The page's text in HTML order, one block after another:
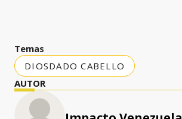
Temas
DIOSDADO CABELLO
AUTOR